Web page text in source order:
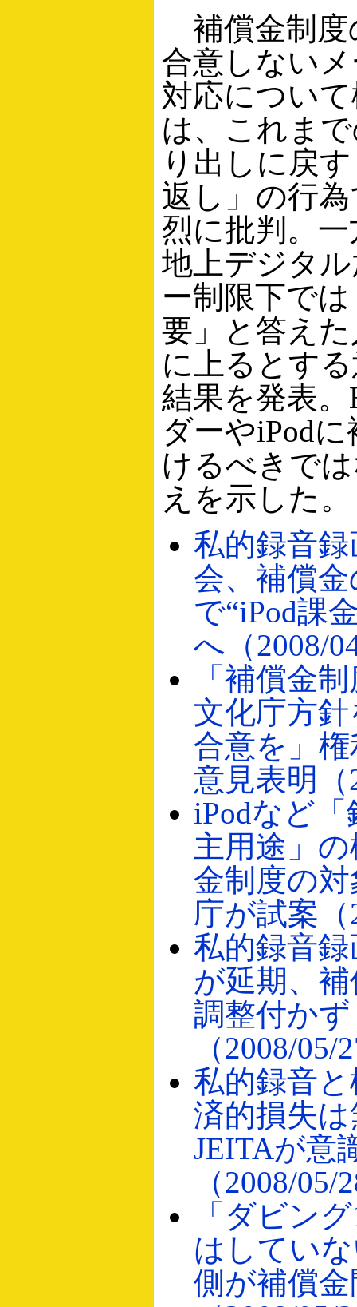
補償金制度
合意しない
対応につい
は、これま
り出しに戻
返し」の行
烈に批判。
地上デジタ
ー制限下で
要」と答え
に上るとす
結果を発表
ダーやiPod
けるべきで
えを示した。
私的録音
会、補償
で“iPod課
へ（2008/
「補償金
文化庁方
合意を」
意見表明（
iPodなど
主用途」
金制度の
庁が試案（
私的録音
が延期、
調整付かず
（2008/05/
私的録音
済的損失
JEITAが意
（2008/05/
「ダビン
はしてい
側が補償